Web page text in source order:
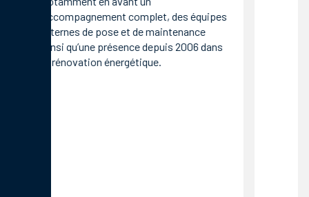
accompagnement complet, des équipes
internes de pose et de maintenance
ainsi qu’une présence depuis 2006 dans
la rénovation énergétique.